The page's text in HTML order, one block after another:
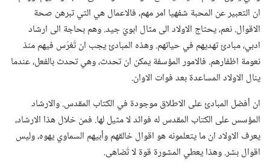
ان التعبير عن المحبة شفهيا امر مهم،‏ فالاعمال هي التي تبرهن صحة
الاقوال.‏ نعم،‏ يحتاج الاولاد الى مثال ابويّ جيد.‏ وهم بحاجة الى ارشاد
ادبي،‏ مبادئ تهديهم في حياتهم.‏ وهذه المبادئ يجب ان تُغرَس فيهم منذ
نعومة اظفارهم.‏ فالامور المؤسفة يمكن ان تحدث،‏ وهي تحدث بالفعل،‏ عندما
ينال الاولاد المساعدة بعد فوات الاوان.‏
ان أفضل المبادئ على الاطلاق موجودة في الكتاب المقدس.‏ والارشاد
المؤسس على الكتاب المقدس له فوائد لا مثيل لها.‏ فمن خلال هذا الارشاد،‏
يعرف الاولاد ان ما يتعلمونه هو اقوال خالقهم وأبيهم السماوي يهوه،‏ وليس
اقوال بشر.‏ وهذا يعطي المشورة قوة لا تُضاهى.‏